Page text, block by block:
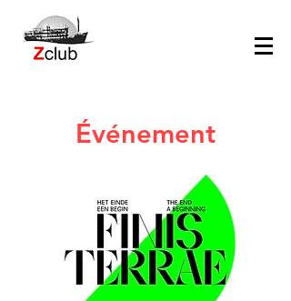
Événement